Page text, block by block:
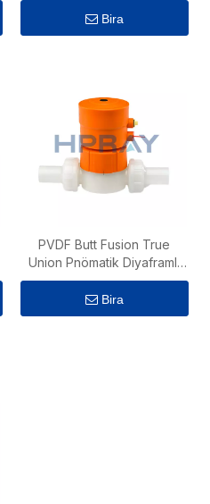
Bira
PVDF Butt Fusion True
Union Pnömatik Diyaframlı
Vana
Bira